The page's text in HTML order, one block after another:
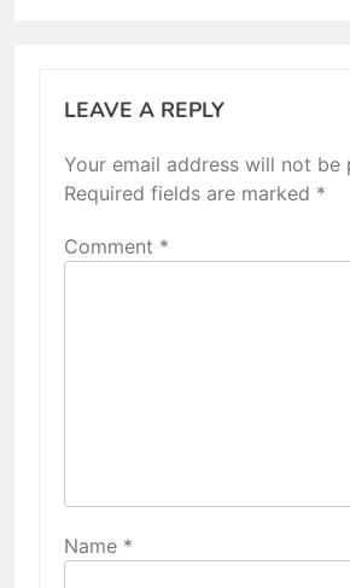
LEAVE A REPLY
Your email address will not be
Required fields are marked *
Comment *
Name *